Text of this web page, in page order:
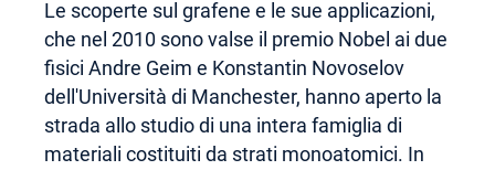
Le scoperte sul grafene e le sue applicazioni,
che nel 2010 sono valse il premio Nobel ai due
fisici Andre Geim e Konstantin Novoselov
dell'Università di Manchester, hanno aperto la
strada allo studio di una intera famiglia di
materiali costituiti da strati monoatomici. In